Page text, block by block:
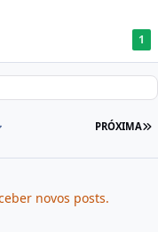
1
PRÓXIMA
novos posts.